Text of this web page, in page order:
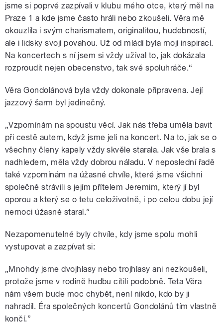
jsme si poprvé zazpívali v klubu mého otce, který měl na
Praze 1 a kde jsme často hráli nebo zkoušeli. Věra mě
okouzlila i svým charismatem, originalitou, hudebností,
ale i lidsky svojí povahou. Už od mládí byla mojí inspirací.
Na koncertech s ní jsem si vždy užíval to, jak dokázala
rozproudit nejen obecenstvo, tak své spoluhráče.“
Věra Gondolánová byla vždy dokonale připravena. Její
jazzový šarm byl jedinečný.
„Vzpomínám na spoustu věcí. Jak nás třeba uměla bavit
při cestě autem, když jsme jeli na koncert. Na to, jak se o
všechny členy kapely vždy skvěle starala. Jak vše brala s
nadhledem, měla vždy dobrou náladu. V neposlední řadě
také vzpomínám na úžasné chvíle, které jsme všichni
společně strávili s jejím přítelem Jeremim, který jí byl
oporou a který se o tetu celoživotně, i po celou dobu její
nemoci úžasně staral.”
Nezapomenutelné byly chvíle, kdy jsme spolu mohli
vystupovat a zazpívat si:
„Mnohdy jsme dvojhlasy nebo trojhlasy ani nezkoušeli,
protože jsme v rodině hudbu cítili podobně. Teta Věra
nám všem bude moc chybět, není nikdo, kdo by ji
nahradil. Éra společných koncertů Gondolánů tím vlastně
končí.”